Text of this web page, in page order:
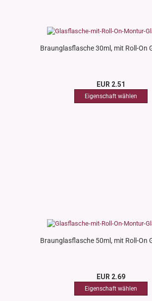
Braunglasflasche 30ml, mit Roll-On
EUR 2.51
Braunglasflasche 50ml, mit Roll-On
EUR 2.69